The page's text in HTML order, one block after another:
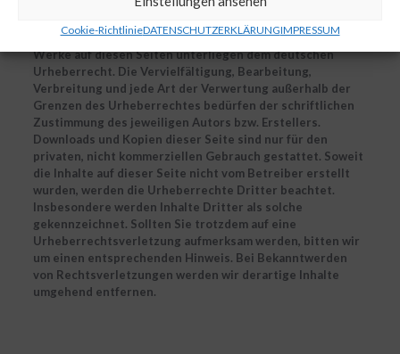
Cookie-RichtlinieDATENSCHUTZERKLÄRUNGIMPRESSUM
Die durch die Seitenbetreiber erstellten Inhalte und
Werke auf diesen Seiten unterliegen dem deutschen
Urheberrecht. Die Vervielfältigung, Bearbeitung,
Verbreitung und jede Art der Verwertung außerhalb der
Grenzen des Urheberrechtes bedürfen der schriftlichen
Zustimmung des jeweiligen Autors bzw. Erstellers.
Downloads und Kopien dieser Seite sind nur für den
privaten, nicht kommerziellen Gebrauch gestattet. Soweit
die Inhalte auf dieser Seite nicht vom Betreiber erstellt
wurden, werden die Urheberrechte Dritter beachtet.
Insbesondere werden Inhalte Dritter als solche
gekennzeichnet. Sollten Sie trotzdem auf eine
Urheberrechtsverletzung aufmerksam werden, bitten wir
um einen entsprechenden Hinweis. Bei Bekanntwerden
von Rechtsverletzungen werden wir derartige Inhalte
umgehend entfernen.